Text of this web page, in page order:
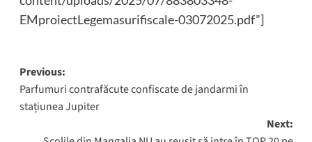
EMproiectLegemasurifiscale-03072025.pdf”]
Post
navigation
Previous:
Parfumuri contrafăcute confiscate de jandarmi în
stațiunea Jupiter
Next: